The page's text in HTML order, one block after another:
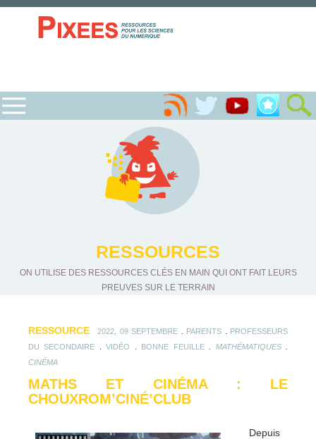
RESSOURCES
ON UTILISE DES RESSOURCES CLÉS EN MAIN QUI ONT FAIT LEURS
PREUVES SUR LE TERRAIN
RESSOURCE 2022, 09 SEPTEMBRE PARENTS
PROFESSEURS
DU SECONDAIRE .VIDÉO BONNE FEUILLE. MATHÉMATIQUES.
CINÉMA
MATHS ET CINÉMA : LE
CHOUXROM’CINÉ’CLUB
Depuis